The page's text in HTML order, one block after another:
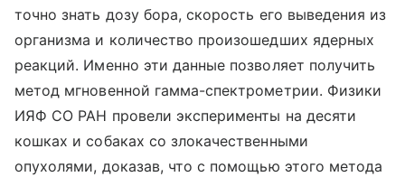
точно знать дозу бора, скорость его выведения из
организма и количество произошедших ядерных
реакций. Именно эти данные позволяет получить
метод мгновенной гамма-спектрометрии. Физики
ИЯФ СО РАН провели эксперименты на десяти
кошках и собаках со злокачественными
опухолями, доказав, что с помощью этого метода